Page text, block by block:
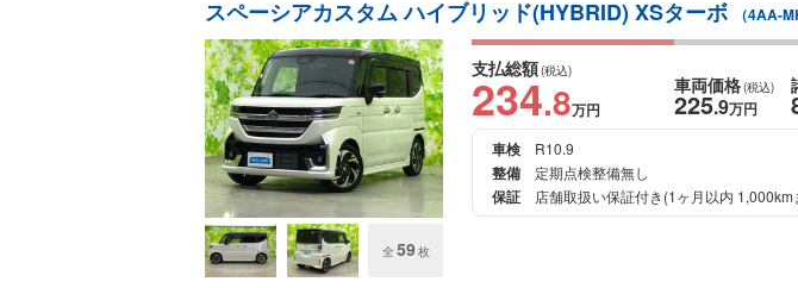
スペーシアカスタム ハイブリッド(HYBRID) XSターボ （4AA-
全 59枚
支払総額(税込)
234.8万円
車両価格(税込)
225.9万円
車検
R10.9
整備 定期点検整備無し
保証 店舗取扱い保証付き(1ヶ月以内 1,000km